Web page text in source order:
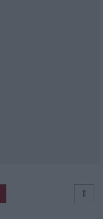
⇑